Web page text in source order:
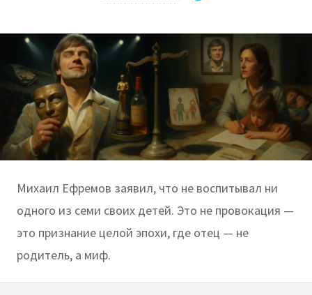
Михаил Ефремов заявил, что не воспитывал ни
одного из семи своих детей. Это не провокация —
это признание целой эпохи, где отец — не
родитель, а миф.